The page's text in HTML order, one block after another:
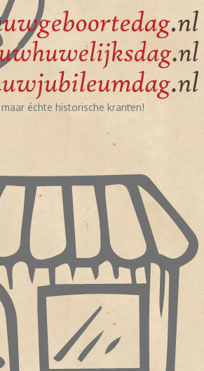
échte historische kranten!